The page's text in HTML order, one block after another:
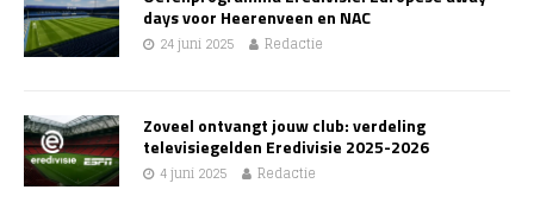
days voor Heerenveen en NAC
24 juni 2025 Redactie
Zoveel ontvangt jouw club: verdeling
televisiegelden Eredivisie 2025-2026
4 juni 2025 Redactie